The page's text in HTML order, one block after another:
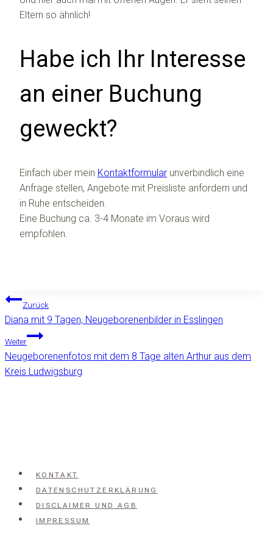
Eltern so ähnlich!
Habe ich Ihr Interesse
an einer Buchung
geweckt?
Einfach über mein Kontaktformular unverbindlich eine
Anfrage stellen, Angebote mit Preisliste anfordern und
in Ruhe entscheiden.
Eine Buchung ca. 3-4 Monate im Voraus wird
empfohlen.
Beitragsnavigation
Zurück
Diana mit 9 Tagen, Neugeborenenbilder in Esslingen
Weiter
Neugeborenenfotos mit dem 8 Tage alten Arthur aus dem
Kreis Ludwigsburg
KONTAKT
DATENSCHUTZERKLÄRUNG
DISCLAIMER UND AGB
IMPRESSUM